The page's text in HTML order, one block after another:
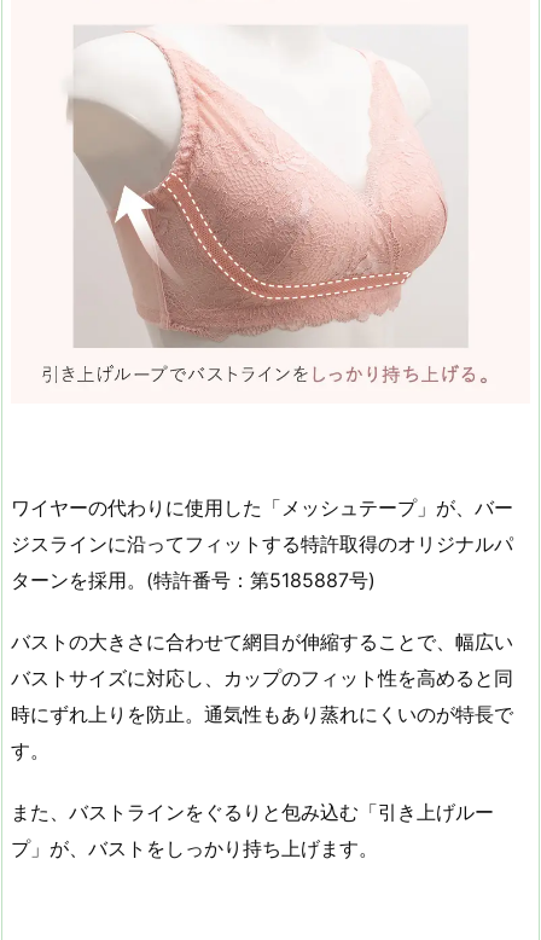
ワイヤーの代わりに使用した「メッシュテープ」が、バー
ジスラインに沿ってフィットする特許取得のオリジナルパ
ターンを採用。(特許番号：第5185887号)
バストの大きさに合わせて網目が伸縮することで、幅広い
バストサイズに対応し、カップのフィット性を高めると同
時にずれ上りを防止。通気性もあり蒸れにくいのが特長で
す。
また、バストラインをぐるりと包み込む「引き上げルー
プ」が、バストをしっかり持ち上げます。